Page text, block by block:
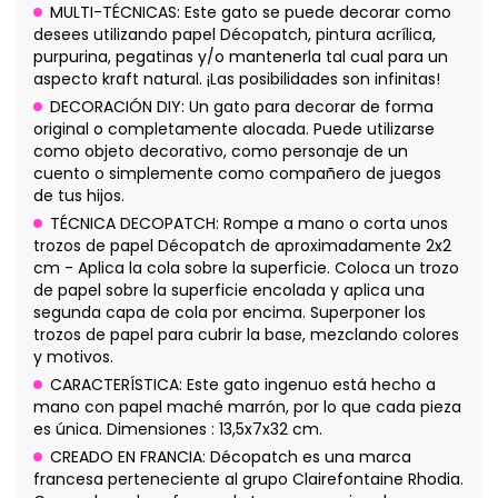
MULTI-TÉCNICAS: Este gato se puede decorar como
desees utilizando papel Décopatch, pintura acrílica,
purpurina, pegatinas y/o mantenerla tal cual para un
aspecto kraft natural. ¡Las posibilidades son infinitas!
DECORACIÓN DIY: Un gato para decorar de forma
original o completamente alocada. Puede utilizarse
como objeto decorativo, como personaje de un
cuento o simplemente como compañero de juegos
de tus hijos.
TÉCNICA DECOPATCH: Rompe a mano o corta unos
trozos de papel Décopatch de aproximadamente 2x2
cm - Aplica la cola sobre la superficie. Coloca un trozo
de papel sobre la superficie encolada y aplica una
segunda capa de cola por encima. Superponer los
trozos de papel para cubrir la base, mezclando colores
y motivos.
CARACTERÍSTICA: Este gato ingenuo está hecho a
mano con papel maché marrón, por lo que cada pieza
es única. Dimensiones : 13,5x7x32 cm.
CREADO EN FRANCIA: Décopatch es una marca
francesa perteneciente al grupo Clairefontaine Rhodia.